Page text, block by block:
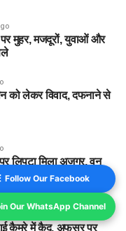
पर मुहर, मजदूरों, युवाओं और
को लेकर विवाद, दफनाने से
पर लिपटा मिला अजगर, वन
कैमरे में कैद, अफसर पर
Follow Our Facebook
Our WhatsApp Channel